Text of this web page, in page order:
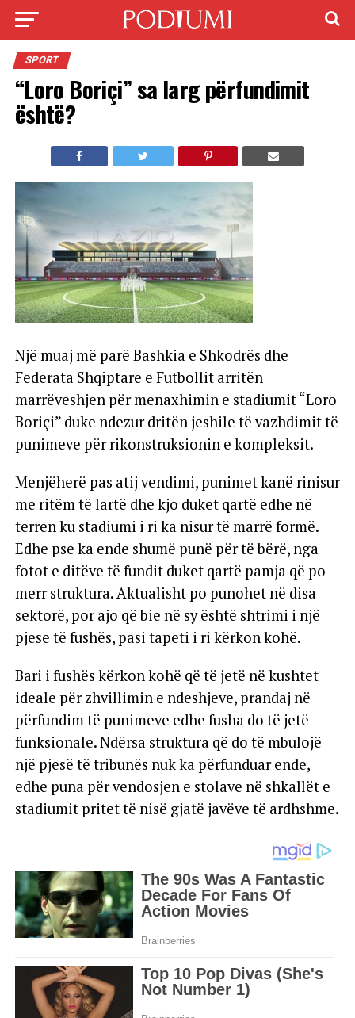
SPORT
“Loro Boriçi” sa larg përfundimit
është?
Një muaj më parë Bashkia e Shkodrës dhe
Federata Shqiptare e Futbollit arritën
marrëveshjen për menaxhimin e stadiumit “Loro
Boriçi” duke ndezur dritën jeshile të vazhdimit të
punimeve për rikonstruksionin e kompleksit.
Menjëherë pas atij vendimi, punimet kanë rinisur
me ritëm të lartë dhe kjo duket qartë edhe në
terren ku stadiumi i ri ka nisur të marrë formë.
Edhe pse ka ende shumë punë për të bërë, nga
fotot e ditëve të fundit duket qartë pamja që po
merr struktura. Aktualisht po punohet në disa
sektorë, por ajo që bie në sy është shtrimi i një
pjese të fushës, pasi tapeti i ri kërkon kohë.
Bari i fushës kërkon kohë që të jetë në kushtet
ideale për zhvillimin e ndeshjeve, prandaj në
përfundim të punimeve edhe fusha do të jetë
funksionale. Ndërsa struktura që do të mbulojë
një pjesë të tribunës nuk ka përfunduar ende,
edhe puna për vendosjen e stolave në shkallët e
stadiumit pritet të nisë gjatë javëve të ardhshme.